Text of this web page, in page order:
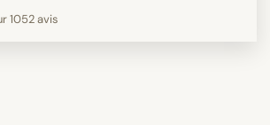
1052 avis